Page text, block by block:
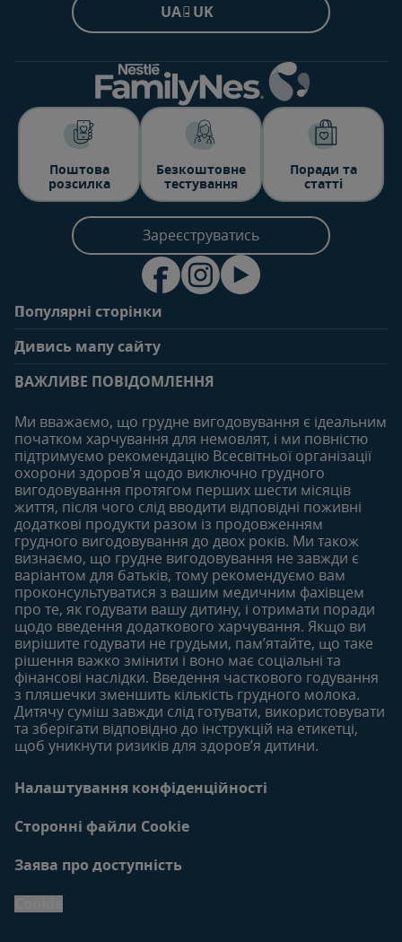
UA - UK
Поштова
розсилка
Безкоштовне
тестування
Поради та
статті
Зареєструватись
Популярні сторінки
Поширені запитання
Особистий кабінет
Придбати
Наші бренди
Безкоштовні тестування
Дивись мапу сайту
Статті
Статті
6-12 місяців
Статті
Продукти
12-18 місяців
Статті
Продукти
18-24 місяців
Статті
Продукти
ВАЖЛИВЕ ПОВІДОМЛЕННЯ
Ми вважаємо, що грудне вигодовування є ідеальним
початком харчування для немовлят, і ми повністю
підтримуємо рекомендацію Всесвітньої організації
охорони здоров'я щодо виключно грудного
вигодовування протягом перших шести місяців
життя, після чого слід вводити відповідні поживні
додаткові продукти разом із продовженням
грудного вигодовування до двох років. Ми також
визнаємо, що грудне вигодовування не завжди є
варіантом для батьків, тому рекомендуємо вам
проконсультуватися з вашим медичним фахівцем
про те, як годувати вашу дитину, і отримати поради
щодо введення додаткового харчування. Якщо ви
вирішите годувати не грудьми, пам’ятайте, що таке
рішення важко змінити і воно має соціальні та
фінансові наслідки. Введення часткового годування
з пляшечки зменшить кількість грудного молока.
Дитячу суміш завжди слід готувати, використовувати
та зберігати відповідно до інструкцій на етикетці,
щоб уникнути ризиків для здоров’я дитини.
Налаштування конфіденційності
Сторонні файли Cookie
Заява про доступність